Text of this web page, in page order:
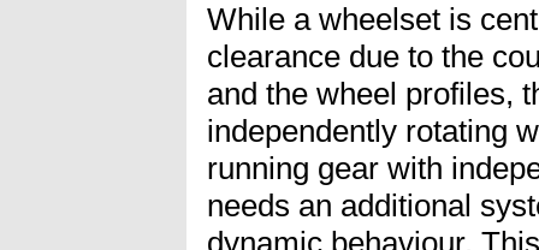
While a wheelset is
clearance due to the
and the wheel profiles,
independently rotating
running gear with
needs an additional
dynamic behaviour.